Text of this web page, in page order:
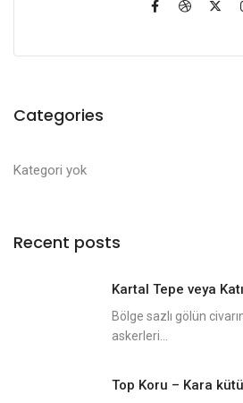
Categories
Kategori yok
Recent posts
Kartal Tepe veya
Bölge sazlı gölün
askerleri...
Top Koru – Kara